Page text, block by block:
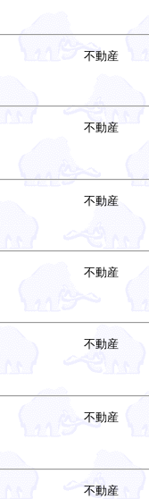
不動産
不動産
不動産
不動産
不動産
不動産
不動産